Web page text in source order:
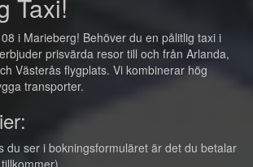
Taxi!
i Marieberg! Behöver du en pålitlig taxi i
prisvärda resor till och från Arlanda,
Västerås flygplats. Vi kombinerar hög
transporter.
du ser i bokningsformuläret är det du betalar